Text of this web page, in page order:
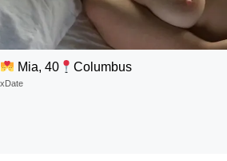
Mia, 40 Columbus
xDate